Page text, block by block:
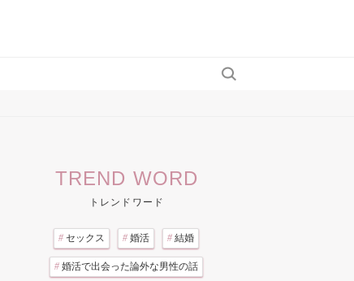
TREND WORD
トレンドワード
# セックス # 婚活 # 結婚
# 婚活で出会った論外な男性の話